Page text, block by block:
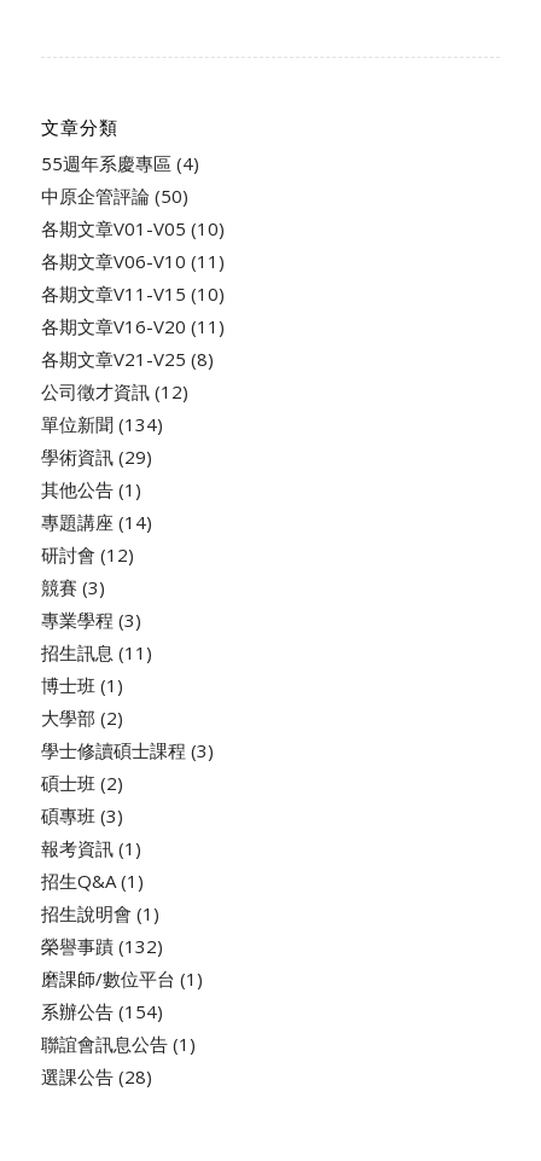
文章分類
55週年系慶專區 (4)
中原企管評論(50)
各期文章V01-V05 (10)
各期文章V06-V10 (11)
各期文章V11-V15 (10)
各期文章V16-V20 (11)
各期文章V21-V25 (8)
公司徵才資訊(12)
單位新聞(134)
學術資訊(29)
其他公告(1)
專題講座 (14)
研討會 (12)
競賽 (3)
專業學程 (3)
招生訊息 (11)
博士班(1)
大學部 (2)
學士修讀碩士課程 (3)
碩士班(2)
碩專班(3)
報考資訊(1)
招生Q&A(1)
招生說明會 (1)
榮譽事蹟(132)
磨課師/數位平台 (1)
系辦公告(154)
聯誼會訊息公告(1)
選課公告(28)